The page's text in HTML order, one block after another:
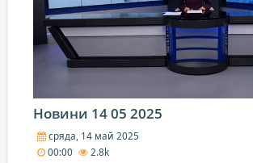
Новини 14 05 2025
сряда, 14 май 2025
00:00
2.8k